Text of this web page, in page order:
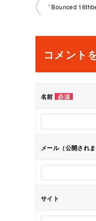
投
ナ
ビ
ゲ
ー
シ
ョ
「Bounced
コメント
名前 必須
メール（公開されま
サイト